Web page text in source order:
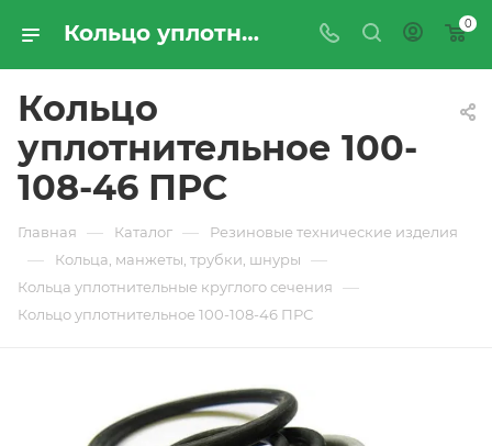
Кольцо уплотнительное 100-108-46 ПРС - купить по цене производителя с доставкой по Москве и России | ПРОМРЕСУРССЕРВИС 0
Кольцо
уплотнительное 100-
108-46 ПРС
Главная — Каталог — Резиновые технические изделия
— Кольца, манжеты, трубки, шнуры —
Кольца уплотнительные круглого сечения —
Кольцо уплотнительное 100-108-46 ПРС